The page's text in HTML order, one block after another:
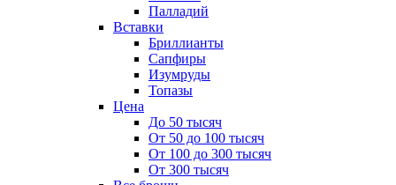
Палладий
Вставки
Бриллианты
Сапфиры
Изумруды
Топазы
Цена
До 50 тысяч
От 50 до 100 тысяч
От 100 до 300 тысяч
От 300 тысяч